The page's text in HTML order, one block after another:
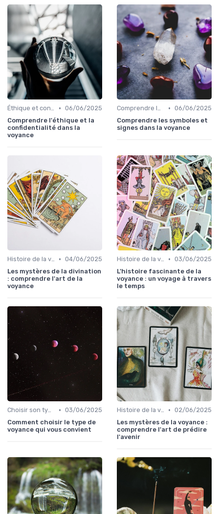
Éthique et confidentialité • 06/06/2025
Comprendre l'éthique et la
confidentialité dans la
voyance
Comprendre les symboles et signes • 06/06/2025
Comprendre les symboles et
signes dans la voyance
Histoire de la voyance • 04/06/2025
Les mystères de la divination
: comprendre l'art de la
voyance
Histoire de la voyance • 03/06/2025
L'histoire fascinante de la
voyance : un voyage à travers
le temps
Choisir son type de voyance • 03/06/2025
Comment choisir le type de
voyance qui vous convient
Histoire de la voyance • 02/06/2025
Les mystères de la voyance :
comprendre l'art de prédire
l'avenir